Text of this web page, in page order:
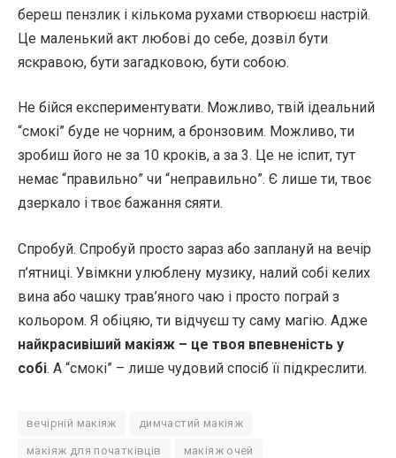
береш пензлик і кількома рухами створюєш настрій.
Це маленький акт любові до себе, дозвіл бути
яскравою, бути загадковою, бути собою.
Не бійся експериментувати. Можливо, твій ідеальний
“смокі” буде не чорним, а бронзовим. Можливо, ти
зробиш його не за 10 кроків, а за 3. Це не іспит, тут
немає “правильно” чи “неправильно”. Є лише ти, твоє
дзеркало і твоє бажання сяяти.
Спробуй. Спробуй просто зараз або заплануй на вечір
п’ятниці. Увімкни улюблену музику, налий собі келих
вина або чашку трав’яного чаю і просто пограй з
кольором. Я обіцяю, ти відчуєш ту саму магію. Адже
найкрасивіший макіяж – це твоя впевненість у
собі. А “смокі” – лише чудовий спосіб її підкреслити.
вечірній макіяж димчастий макіяж
макіяж для початківців макіяж очей